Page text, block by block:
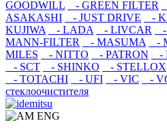
GOODWILL
- GREEN FILTER
ASAKASHI
- JUST DRIVE -
KUJIWA
- LADA - LIVCAR -
MANN-FILTER
- MASUMA -
MILES
- NITTO - PATRON -
- SCT
- SHINKO - STELLOX
- TOTACHI
- UFI - VIC -
стеклоочистителя